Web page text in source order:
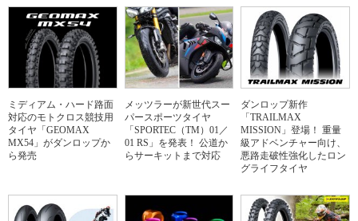
ミディアム・ハード路面
対応のモトクロス競技用
タイヤ「GEOMAX
MX54」がダンロップか
ら発売
メッツラーが新世代スー
パースポーツタイヤ
「SPORTEC（TM）01／
01 RS」を発表！ 公道か
らサーキットまで対応
ダンロップ新作
「TRAILMAX
MISSION」登場！ 重量
級アドベンチャー向け、
悪路走破性強化したロン
グライフタイヤ